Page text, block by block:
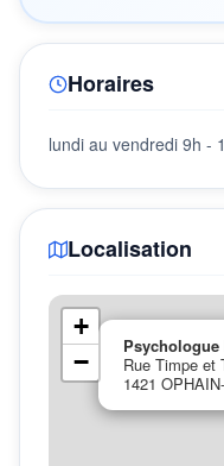
Horaires
lundi au vendredi 9h -
Localisation
Psychologue
Rue Timpe et
1421
+
−